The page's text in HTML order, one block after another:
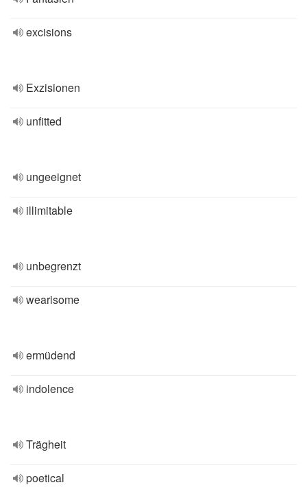
excisions
Exzisionen
unfitted
ungeeignet
illimitable
unbegrenzt
wearisome
ermüdend
indolence
Trägheit
poetical